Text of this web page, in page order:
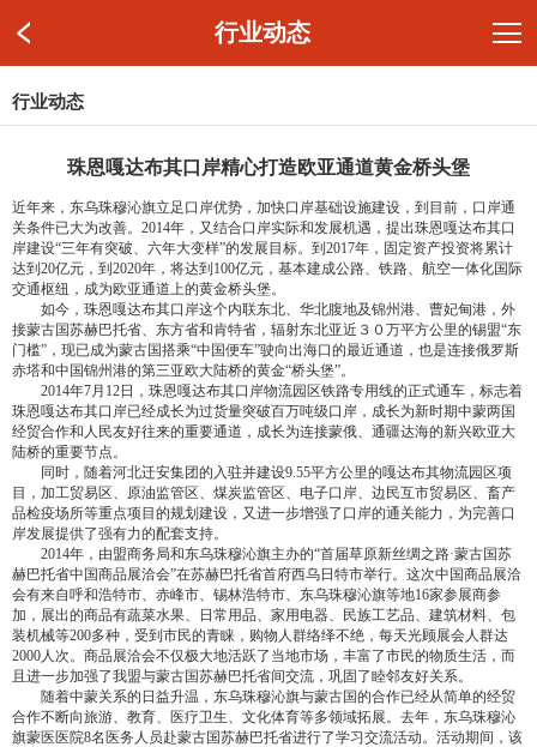
行业动态
行业动态
珠恩嘎达布其口岸精心打造欧亚通道黄金桥头堡
近年来，东乌珠穆沁旗立足口岸优势，加快口岸基础设施建设，到目前，口岸通
关条件已大为改善。2014年，又结合口岸实际和发展机遇，提出珠恩嘎达布其口
岸建设“三年有突破、六年大变样”的发展目标。到2017年，固定资产投资将累计
达到20亿元，到2020年，将达到100亿元，基本建成公路、铁路、航空一体化国际
交通枢纽，成为欧亚通道上的黄金桥头堡。
如今，珠恩嘎达布其口岸这个内联东北、华北腹地及锦州港、曹妃甸港，外
接蒙古国苏赫巴托省、东方省和肯特省，辐射东北亚近３０万平方公里的锡盟“东
门槛”，现已成为蒙古国搭乘“中国便车”驶向出海口的最近通道，也是连接俄罗斯
赤塔和中国锦州港的第三亚欧大陆桥的黄金“桥头堡”。
2014年7月12日，珠恩嘎达布其口岸物流园区铁路专用线的正式通车，标志着
珠恩嘎达布其口岸已经成长为过货量突破百万吨级口岸，成长为新时期中蒙两国
经贸合作和人民友好往来的重要通道，成长为连接蒙俄、通疆达海的新兴欧亚大
陆桥的重要节点。
同时，随着河北迁安集团的入驻并建设9.55平方公里的嘎达布其物流园区项
目，加工贸易区、原油监管区、煤炭监管区、电子口岸、边民互市贸易区、畜产
品检疫场所等重点项目的规划建设，又进一步增强了口岸的通关能力，为完善口
岸发展提供了强有力的配套支持。
2014年，由盟商务局和东乌珠穆沁旗主办的“首届草原新丝绸之路·蒙古国苏
赫巴托省中国商品展洽会”在苏赫巴托省首府西乌日特市举行。这次中国商品展洽
会有来自呼和浩特市、赤峰市、锡林浩特市、东乌珠穆沁旗等地16家参展商参
加，展出的商品有蔬菜水果、日常用品、家用电器、民族工艺品、建筑材料、包
装机械等200多种，受到市民的青睐，购物人群络绎不绝，每天光顾展会人群达
2000人次。商品展洽会不仅极大地活跃了当地市场，丰富了市民的物质生活，而
且进一步加强了我盟与蒙古国苏赫巴托省间交流，巩固了睦邻友好关系。
随着中蒙关系的日益升温，东乌珠穆沁旗与蒙古国的合作已经从简单的经贸
合作不断向旅游、教育、医疗卫生、文化体育等多领域拓展。去年，东乌珠穆沁
旗蒙医医院8名医务人员赴蒙古国苏赫巴托省进行了学习交流活动。活动期间，该